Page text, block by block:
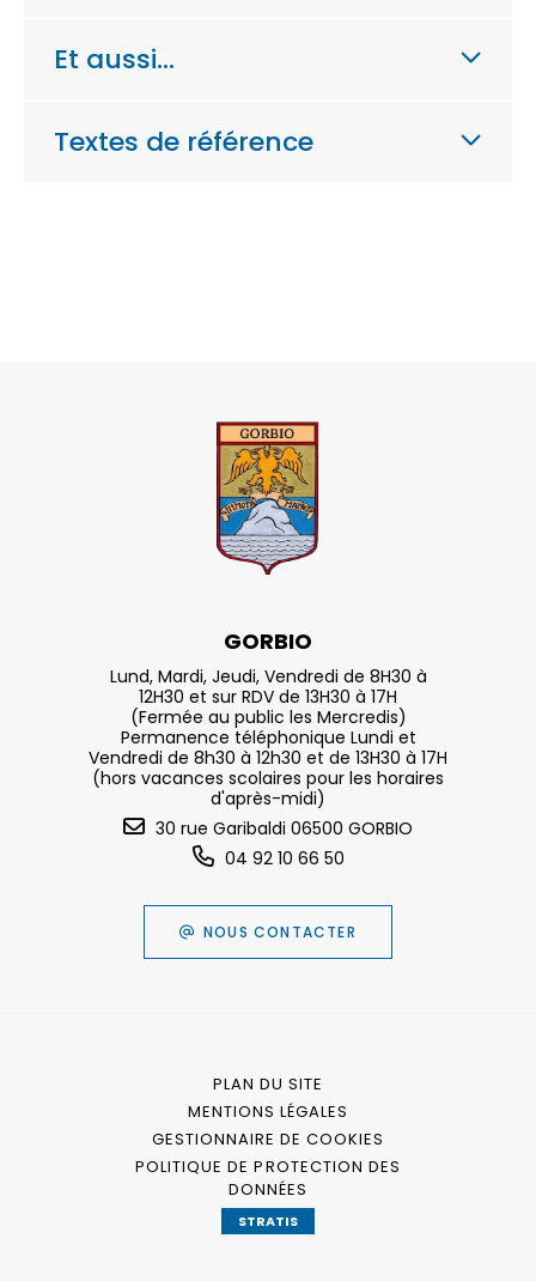
Et aussi…
Textes de référence
GORBIO
Lund, Mardi, Jeudi, Vendredi de 8H30 à
12H30 et sur RDV de 13H30 à 17H
(Fermée au public les Mercredis)
Permanence téléphonique Lundi et
Vendredi de 8h30 à 12h30 et de 13H30 à 17H
(hors vacances scolaires pour les horaires
d'après-midi)
30 rue Garibaldi 06500 GORBIO
04 92 10 66 50
NOUS CONTACTER
PLAN DU SITE
MENTIONS LÉGALES
GESTIONNAIRE DE COOKIES
POLITIQUE DE PROTECTION DES
DONNÉES
STRATIS